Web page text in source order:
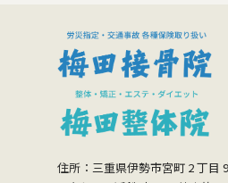
住所：三重県伊勢市宮町 2 丁